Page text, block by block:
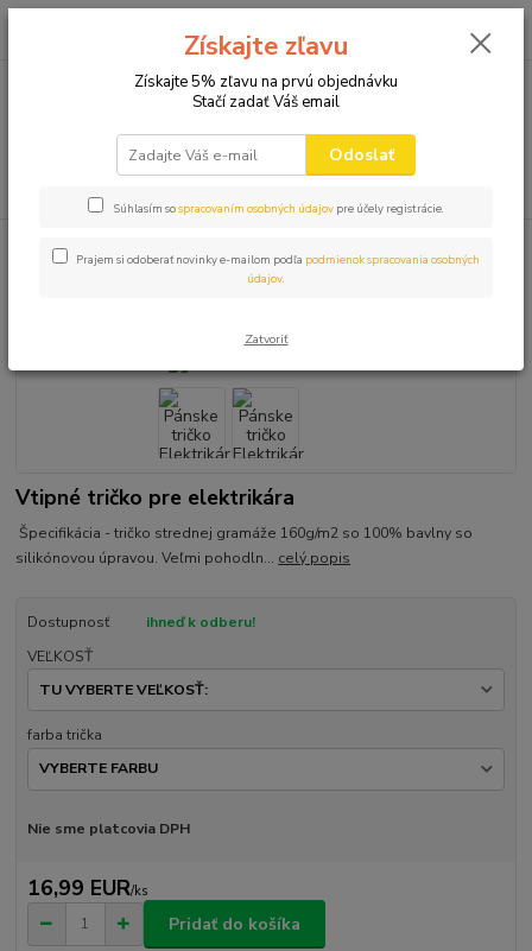
0,00 EUR
Pánske tričko Elektrikár
Vtipné tričko pre elektrikára
Špecifikácia - tričko strednej gramáže 160g/m2 so 100% bavlny so
silikónovou úpravou. Veľmi pohodln... celý popis
Dostupnosť
ihneď k odberu!
VEĽKOSŤ
farba trička
Nie sme platcovia DPH
16,99 EUR/ks
Pridať do košíka
Získajte zľavu
Získajte 5% zľavu na prvú objednávku
Stačí zadať Váš email
Odoslať
Súhlasím sospracovaním osobných údajov pre účely registrácie.
Prajem si odoberať novinky e-mailom podľa podmienok spracovania osobných
údajov.
Zatvoriť